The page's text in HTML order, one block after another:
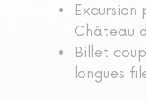
Excursion
Château
Billet
longues